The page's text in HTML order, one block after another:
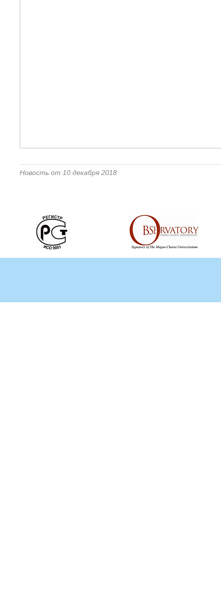
Новость от 10 декабря 2018